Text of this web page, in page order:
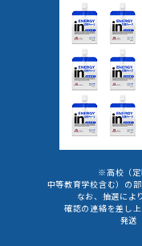
※高校（定
中等教育学校含む）の
なお、抽選によ
確認の連絡を差し
発送